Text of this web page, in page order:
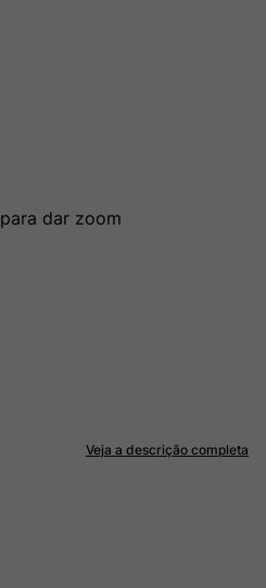
Veja a descrição completa